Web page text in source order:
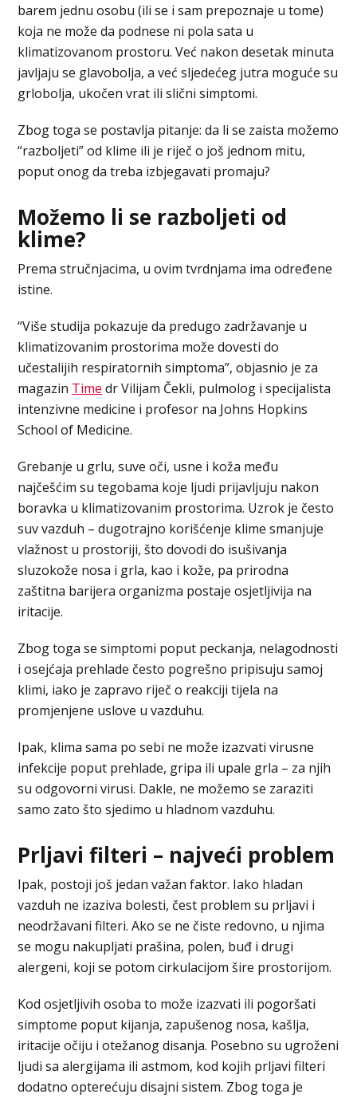
barem jednu osobu (ili se i sam prepoznaje u tome)
koja ne može da podnese ni pola sata u
klimatizovanom prostoru. Već nakon desetak minuta
javljaju se glavobolja, a već sljedećeg jutra moguće su
grlobolja, ukočen vrat ili slični simptomi.
Zbog toga se postavlja pitanje: da li se zaista možemo
“razboljeti” od klime ili je riječ o još jednom mitu,
poput onog da treba izbjegavati promaju?
Možemo li se razboljeti od
klime?
Prema stručnjacima, u ovim tvrdnjama ima određene
istine.
“Više studija pokazuje da predugo zadržavanje u
klimatizovanim prostorima može dovesti do
učestalijih respiratornih simptoma”, objasnio je za
magazin Time dr Vilijam Čekli, pulmolog i specijalista
intenzivne medicine i profesor na Johns Hopkins
School of Medicine.
Grebanje u grlu, suve oči, usne i koža među
najčešćim su tegobama koje ljudi prijavljuju nakon
boravka u klimatizovanim prostorima. Uzrok je često
suv vazduh – dugotrajno korišćenje klime smanjuje
vlažnost u prostoriji, što dovodi do isušivanja
sluzokože nosa i grla, kao i kože, pa prirodna
zaštitna barijera organizma postaje osjetljivija na
iritacije.
Zbog toga se simptomi poput peckanja, nelagodnosti
i osejćaja prehlade često pogrešno pripisuju samoj
klimi, iako je zapravo riječ o reakciji tijela na
promjenjene uslove u vazduhu.
Ipak, klima sama po sebi ne može izazvati virusne
infekcije poput prehlade, gripa ili upale grla – za njih
su odgovorni virusi. Dakle, ne možemo se zaraziti
samo zato što sjedimo u hladnom vazduhu.
Prljavi filteri – najveći problem
Ipak, postoji još jedan važan faktor. Iako hladan
vazduh ne izaziva bolesti, čest problem su prljavi i
neodržavani filteri. Ako se ne čiste redovno, u njima
se mogu nakupljati prašina, polen, buđ i drugi
alergeni, koji se potom cirkulacijom šire prostorijom.
Kod osjetljivih osoba to može izazvati ili pogoršati
simptome poput kijanja, zapušenog nosa, kašlja,
iritacije očiju i otežanog disanja. Posebno su ugroženi
ljudi sa alergijama ili astmom, kod kojih prljavi filteri
dodatno opterećuju disajni sistem. Zbog toga je